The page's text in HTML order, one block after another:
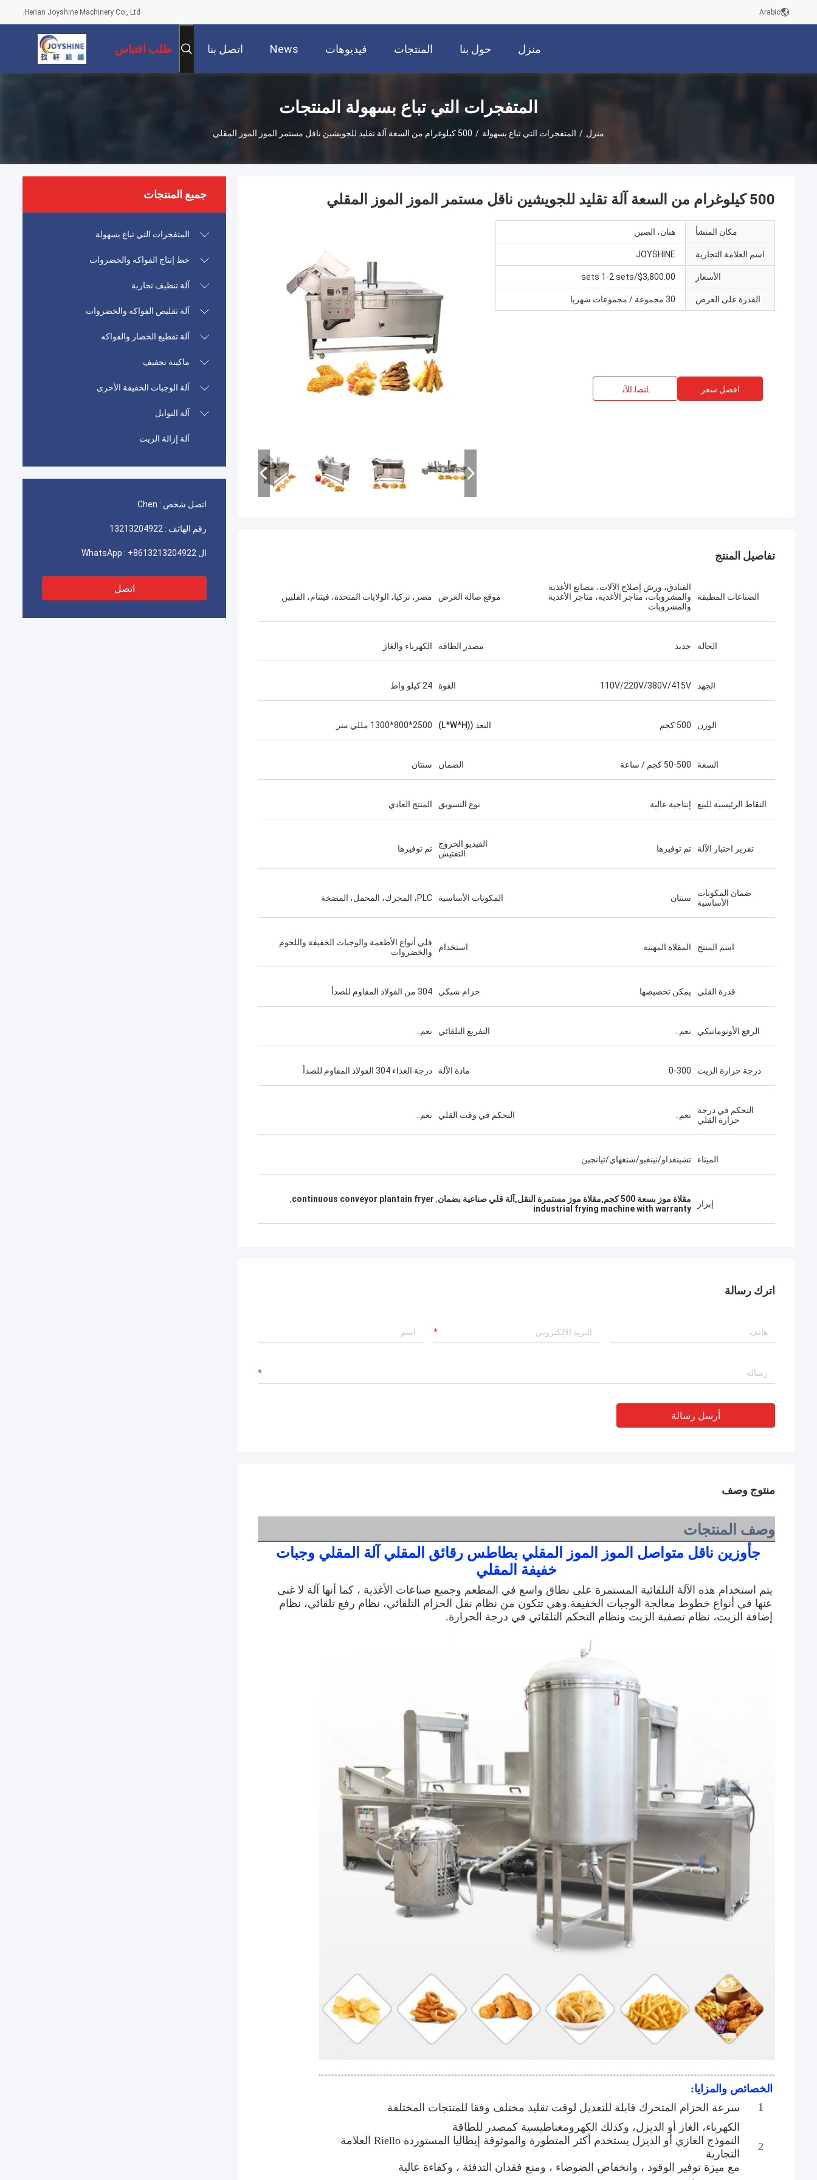
Henan Joyshine Machinery Co., Ltd. Arabic
منزل حول بنا المنتجات فيديوهات News اتصل بنا طلب اقتباس
المتفجرات التي تباع بسهولة المنتجات
منزل / المتفجرات التي تباع بسهولة / 500 كيلوغرام من السعة آلة تقليد للجويشين ناقل مستمر الموز الموز المقلي
جميع المنتجات
المتفجرات التي تباع بسهولة
خط إنتاج الفواكه والخضروات
آلة تنظيف تجارية
آلة تقليص الفواكه والخضروات
آلة تقطيع الخضار والفواكه
ماكينة تجفيف
آلة الوجبات الخفيفة الأخرى
آلة التوابل
آلة إزالة الزيت
اتصل شخص : Chen
رقم الهاتف : 13213204922
ال WhatsApp : +8613213204922
اتصل
500 كيلوغرام من السعة آلة تقليد للجويشين ناقل مستمر الموز الموز المقلي
مكان المنشأ هنان، الصين
اسم العلامة التجارية JOYSHINE
الأسعار $3,800.00/sets 1-2 sets
القدرة على العرض 30 مجموعة / مجموعات شهريا
افضل سعر ﺎﺘﺼﻟ ﺍﻶﻧ
تفاصيل المنتج
الصناعات المطبقة
الفنادق، ورش إصلاح الآلات، مصانع الأغذية
والمشروبات، متاجر الأغذية، متاجر الأغذية
والمشروبات
موقع صالة العرض مصر، تركيا، الولايات المتحدة، فيتنام، الفلبين
الحالة جديد مصدر الطاقة الكهرباء والغاز
الجهد 110V/220V/380V/415V القوة 24 كيلو واط
الوزن 500 كجم البعد ((L*W*H) 2500*800*1300 مللي متر
السعة 50-500 كجم / ساعة الضمان سنتان
النقاط الرئيسية للبيع إنتاجية عالية نوع التسويق المنتج العادي
تقرير اختبار الآلة تم توفيرها
الفيديو الخروج
التفتيش
تم توفيرها
ضمان المكونات
الأساسية
سنتان المكونات الأساسية PLC، المحرك، المحمل، المضخة
اسم المنتج المقلاة المهنية استخدام
قلي أنواع الأطعمة والوجبات الخفيفة واللحوم
والخضروات
قدرة القلي يمكن تخصيصها حزام شبكي 304 من الفولاذ المقاوم للصدأ
الرفع الأوتوماتيكي نعم.. التفريغ التلقائي نعم..
درجة حرارة الزيت 0-300 مادة الآلة درجة الغذاء 304 الفولاذ المقاوم للصدأ
التحكم في درجة
حرارة القلي
نعم.. التحكم في وقت القلي نعم..
الميناء تشينغداو/نينغبو/شنغهاي/تيانجين
إبراز مقلاة موز بسعة 500 كجم,مقلاة موز مستمرة النقل,آلة قلي صناعية بضمان ,
continuous conveyor plantain fryer
,
industrial frying machine with warranty
اترك رسالة
أرسل رسالة
منتوج وصف
وصف المنتجات
ج
خفيفة المقلي
إضافة الزيت، نظام تصفية الزيت ونظام التحكم التلقائي في درجة الحرارة.
الخصائص والمزايا:
1
سرعة الحزام المتحرك قابلة للتعديل لوقت تقليد مختلف وفقا للمنتجات المختلفة
2
الكهرباء، الغاز أو الديزل، وكذلك الكهرومغناطيسية كمصدر للطاقة
النموذج الغازي أو الديزل يستخدم أكثر المتطورة والموثوقة إيطاليا المستوردة Riello العلامة
التجارية
مع ميزة توفير الوقود ، وانخفاض الضوضاء ، ومنع فقدان التدفئة ، وكفاءة عالية